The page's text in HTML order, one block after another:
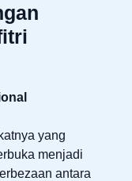
yang
menjadi
antara